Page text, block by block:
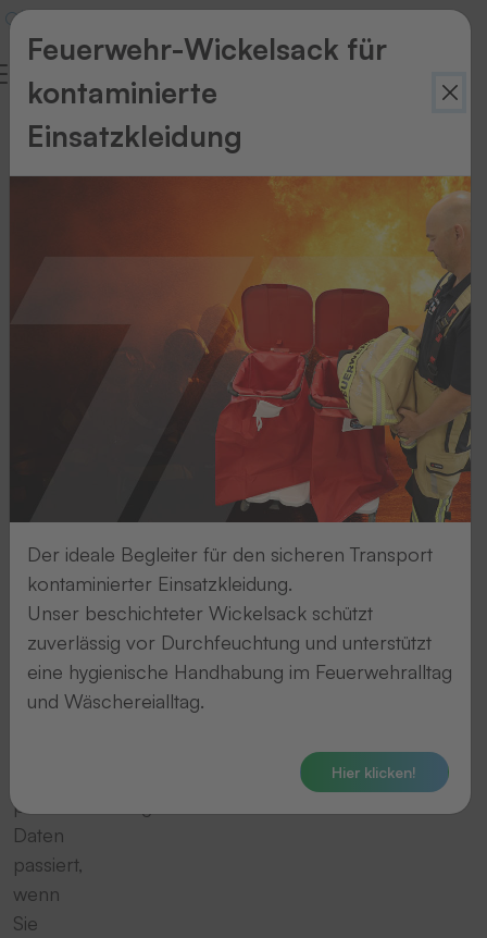
Datenschutz
darüber,
personenbezogenen
Daten
passiert,
wenn
Sie
Feuerwehr-Wickelsack für
kontaminierte
Einsatzkleidung
Der ideale Begleiter für den sicheren Transport
kontaminierter Einsatzkleidung.
Unser beschichteter Wickelsack schützt
zuverlässig vor Durchfeuchtung und unterstützt
eine hygienische Handhabung im Feuerwehralltag
und Wäschereialltag.
Hier klicken!